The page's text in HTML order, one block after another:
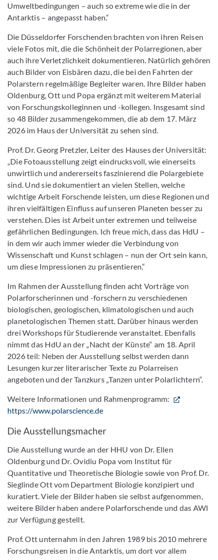
Umweltbedingungen – auch so extreme wie die in der
Antarktis – angepasst haben.“
Die Düsseldorfer Forschenden brachten von ihren Reisen
viele Fotos mit, die die Schönheit der Polarregionen, aber
auch ihre Verletzlichkeit dokumentieren. Natürlich gehören
auch Bilder von Eisbären dazu, die bei den Fahrten der
Polarstern regelmäßige Begleiter waren. Ihre Bilder haben
Oldenburg, Ott und Popa ergänzt mit weiterem Material
von Forschungskolleginnen und -kollegen. Insgesamt sind
so 48 Bilder zusammengekommen, die ab dem 17. März
2026 im Haus der Universität zu sehen sind.
Prof. Dr. Georg Pretzler, Leiter des Hauses der Universität:
„Die Fotoausstellung zeigt eindrucksvoll, wie einerseits
unwirtlich und andererseits faszinierend die Polargebiete
sind. Und sie dokumentiert an vielen Stellen, welche
wichtige Arbeit Forschende leisten, um diese Regionen und
ihren vielfältigen Einfluss auf unseren Planeten besser zu
verstehen. Dies ist Arbeit unter extremen und teilweise
gefährlichen Bedingungen. Ich freue mich, dass das HdU –
in dem wir auch immer wieder die Verbindung von
Wissenschaft und Kunst schlagen – nun der Ort sein kann,
um diese Impressionen zu präsentieren.“
Im Rahmen der Ausstellung finden acht Vorträge von
Polarforscherinnen und -forschern zu verschiedenen
biologischen, geologischen, klimatologischen und auch
planetologischen Themen statt. Darüber hinaus werden
drei Workshops für Studierende veranstaltet. Ebenfalls
nimmt das HdU an der „Nacht der Künste“ am 18. April
2026 teil: Neben der Ausstellung selbst werden dann
Lesungen kurzer literarischer Texte zu Polarreisen
angeboten und der Tanzkurs „Tanzen unter Polarlichtern“.
Weitere Informationen und Rahmenprogramm:
https://www.polarscience.de
Die Ausstellungsmacher
Die Ausstellung wurde an der HHU von Dr. Ellen
Oldenburg und Dr. Ovidiu Popa vom Institut für
Quantitative und Theoretische Biologie sowie von Prof. Dr.
Sieglinde Ott vom Department Biologie konzipiert und
kuratiert. Viele der Bilder haben sie selbst aufgenommen,
weitere Bilder haben andere Polarforschende und das AWI
zur Verfügung gestellt.
Prof. Ott unternahm in den Jahren 1989 bis 2010 mehrere
Forschungsreisen in die Antarktis, um dort vor allem